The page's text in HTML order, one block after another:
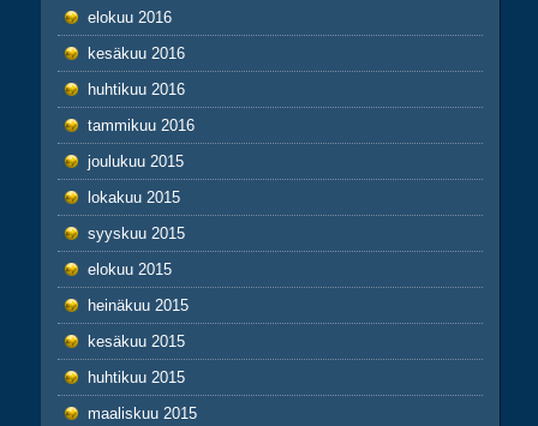
elokuu 2016
kesäkuu 2016
huhtikuu 2016
tammikuu 2016
joulukuu 2015
lokakuu 2015
syyskuu 2015
elokuu 2015
heinäkuu 2015
kesäkuu 2015
huhtikuu 2015
maaliskuu 2015